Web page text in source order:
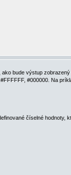
bude výstup
#000000. Na
číselné